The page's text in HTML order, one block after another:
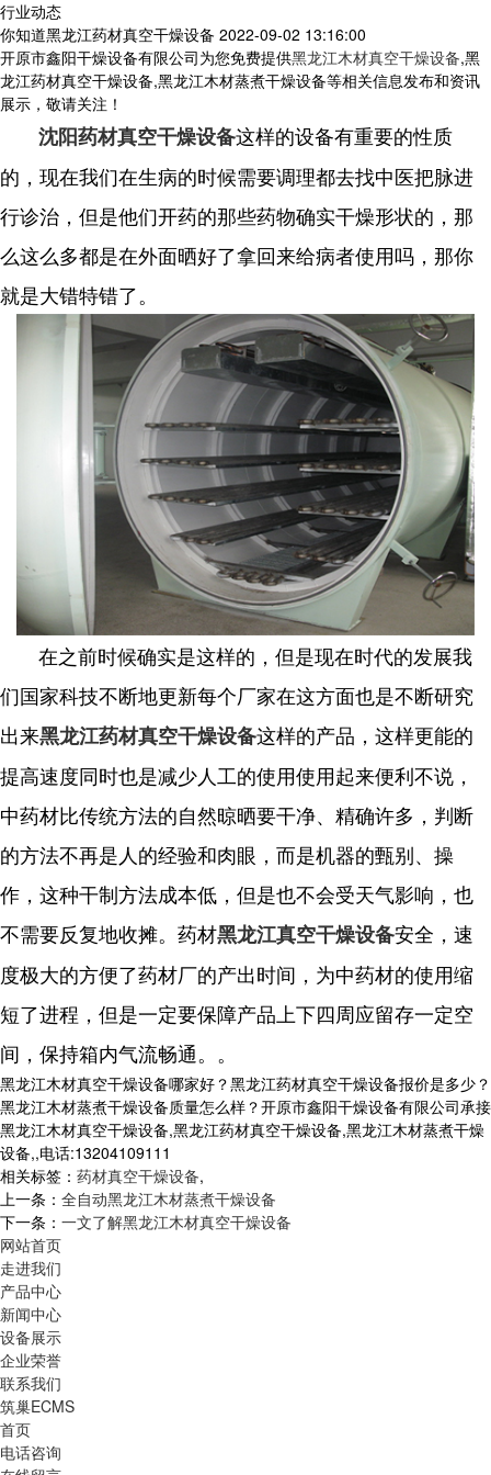
行业动态
你知道黑龙江药材真空干燥设备 2022-09-02 13:16:00
开原市鑫阳干燥设备有限公司为您免费提供黑龙江木材真空干燥设备,黑
龙江药材真空干燥设备,黑龙江木材蒸煮干燥设备等相关信息发布和资讯
展示，敬请关注！
沈阳药材真空干燥设备这样的设备有重要的性质
的，现在我们在生病的时候需要调理都去找中医把脉进
行诊治，但是他们开药的那些药物确实干燥形状的，那
么这么多都是在外面晒好了拿回来给病者使用吗，那你
就是大错特错了。
在之前时候确实是这样的，但是现在时代的发展我
们国家科技不断地更新每个厂家在这方面也是不断研究
出来黑龙江药材真空干燥设备这样的产品，这样更能的
提高速度同时也是减少人工的使用使用起来便利不说，
中药材比传统方法的自然晾晒要干净、精确许多，判断
的方法不再是人的经验和肉眼，而是机器的甄别、操
作，这种干制方法成本低，但是也不会受天气影响，也
不需要反复地收摊。药材黑龙江真空干燥设备安全，速
度极大的方便了药材厂的产出时间，为中药材的使用缩
短了进程，但是一定要保障产品上下四周应留存一定空
间，保持箱内气流畅通。。
黑龙江木材真空干燥设备哪家好？黑龙江药材真空干燥设备报价是多少？
黑龙江木材蒸煮干燥设备质量怎么样？开原市鑫阳干燥设备有限公司承接
黑龙江木材真空干燥设备,黑龙江药材真空干燥设备,黑龙江木材蒸煮干燥
设备,,电话:13204109111
相关标签： 药材真空干燥设备,
上一条： 全自动黑龙江木材蒸煮干燥设备
下一条： 一文了解黑龙江木材真空干燥设备
网站首页
走进我们
产品中心
新闻中心
设备展示
企业荣誉
联系我们
筑巢ECMS
首页
电话咨询